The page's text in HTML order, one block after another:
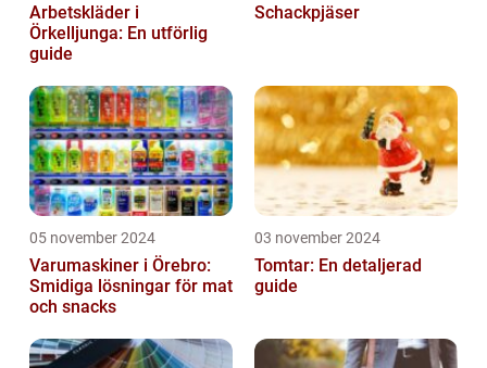
Arbetskläder i
Örkelljunga: En utförlig
guide
Schackpjäser
05 november 2024
Varumaskiner i Örebro:
Smidiga lösningar för mat
och snacks
03 november 2024
Tomtar: En detaljerad
guide